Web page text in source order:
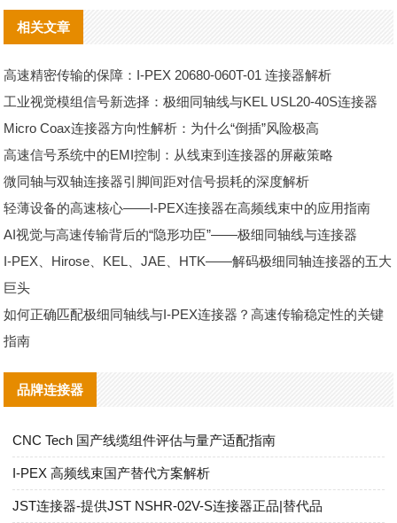
相关文章
高速精密传输的保障：I-PEX 20680-060T-01 连接器解析
工业视觉模组信号新选择：极细同轴线与KEL USL20-40S连接器
Micro Coax连接器方向性解析：为什么“倒插”风险极高
高速信号系统中的EMI控制：从线束到连接器的屏蔽策略
微同轴与双轴连接器引脚间距对信号损耗的深度解析
轻薄设备的高速核心——I-PEX连接器在高频线束中的应用指南
AI视觉与高速传输背后的“隐形功臣”——极细同轴线与连接器
I-PEX、Hirose、KEL、JAE、HTK——解码极细同轴连接器的五大
巨头
如何正确匹配极细同轴线与I-PEX连接器？高速传输稳定性的关键
指南
品牌连接器
CNC Tech 国产线缆组件评估与量产适配指南
I‑PEX 高频线束国产替代方案解析
JST连接器-提供JST NSHR-02V-S连接器正品|替代品